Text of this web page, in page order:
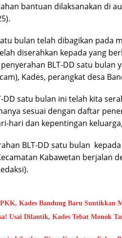
bantuan dilaksanakan di
bulan telah dibagikan pada
diserahkan kepada yang
BLT-DD satu bulan
Kades, perangkat desa
DD satu bulan ini telah kita
sesuai dengan daftar
hari dan kepentingan
BLT-DD satu bulan
Kabawetan berjalan
Kades Bandung Baru Suntikkan
Usai Dilantik, Kades Tebat Monok